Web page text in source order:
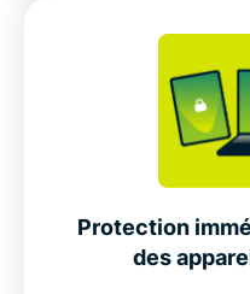
Protection
des